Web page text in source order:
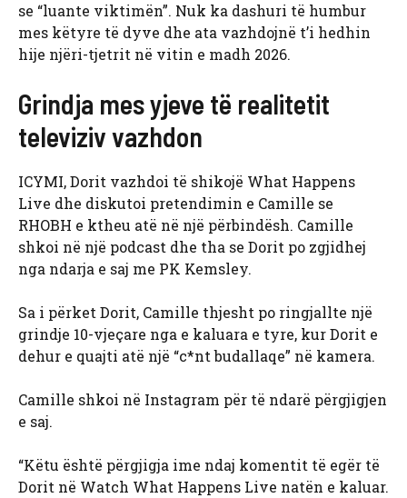
se “luante viktimën”. Nuk ka dashuri të humbur
mes këtyre të dyve dhe ata vazhdojnë t’i hedhin
hije njëri-tjetrit në vitin e madh 2026.
Grindja mes yjeve të realitetit
televiziv vazhdon
ICYMI, Dorit vazhdoi të shikojë What Happens
Live dhe diskutoi pretendimin e Camille se
RHOBH e ktheu atë në një përbindësh. Camille
shkoi në një podcast dhe tha se Dorit po zgjidhej
nga ndarja e saj me PK Kemsley.
Sa i përket Dorit, Camille thjesht po ringjallte një
grindje 10-vjeçare nga e kaluara e tyre, kur Dorit e
dehur e quajti atë një “c*nt budallaqe” në kamera.
Camille shkoi në Instagram për të ndarë përgjigjen
e saj.
“Këtu është përgjigja ime ndaj komentit të egër të
Dorit në Watch What Happens Live natën e kaluar.